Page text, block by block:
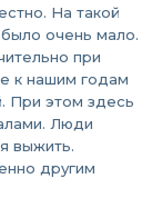
На такой
очень мало.
при
к нашим годам
При этом здесь
Люди
выжить.
другим